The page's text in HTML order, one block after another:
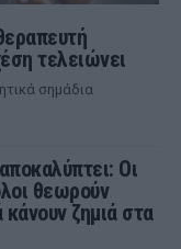
τελειώνει
σημάδια
Οι
θεωρούν
κάνουν ζημιά στα